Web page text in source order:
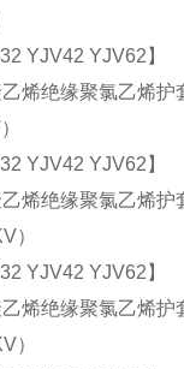
YJV42 YJV62】
烯绝缘聚氯乙烯护
YJV42 YJV62】
烯绝缘聚氯乙烯护
）
YJV42 YJV62】
烯绝缘聚氯乙烯护
）